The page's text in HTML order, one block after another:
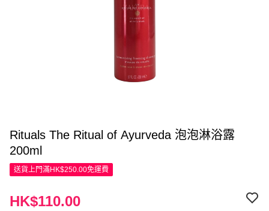
Rituals The Ritual of Ayurveda 泡泡淋浴露
200ml
送貨上門滿HK$250.00免運費
HK$110.00